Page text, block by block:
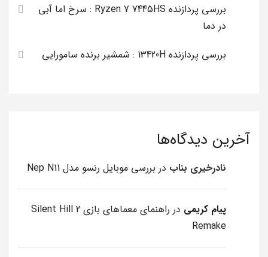
بررسی پردازنده Ryzen 7 7445HS : سرخ اما آبی
در دما
بررسی پردازنده 13420H : شمشیر برنده سامورایی
آخرین دیدگاه‌ها
نادرخیری بناب در بررسی موبایل رنسو مدل Nep N11
پیام کریمی در
راهنمای معماهای بازی Silent Hill 2
Remake